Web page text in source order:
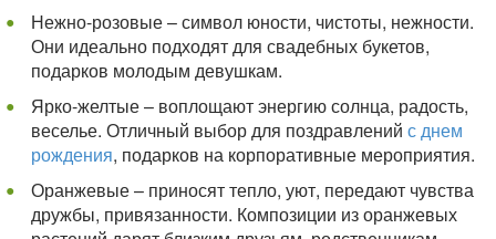
Нежно-розовые – символ юности, чистоты, нежности.
Они идеально подходят для свадебных букетов,
подарков молодым девушкам.
Ярко-желтые – воплощают энергию солнца, радость,
веселье. Отличный выбор для поздравлений с днем
рождения, подарков на корпоративные мероприятия.
Оранжевые – приносят тепло, уют, передают чувства
дружбы, привязанности. Композиции из оранжевых